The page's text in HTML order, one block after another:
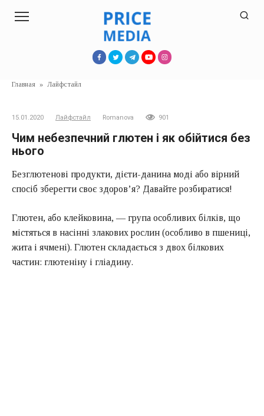
Главная » Лайфстайл
15.01.2020 Лайфстайл Romanova 901
Чим небезпечний глютен і як обійтися без
нього
Безглютенові продукти, дієти-данина моді або вірний
спосіб зберегти своє здоров’я? Давайте розбиратися!
Глютен, або клейковина, — група особливих білків, що
містяться в насінні злакових рослин (особливо в пшениці,
жита і ячмені). Глютен складається з двох білкових
частин: глютеніну і гліадину.